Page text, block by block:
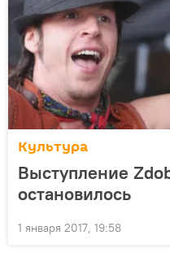
Культура
Выступление
остановилось
1 января 2017, 19:58